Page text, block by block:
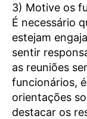
3) Motive os
É necessário
estejam
sentir
as reuniões
funcionários,
orientações
destacar os